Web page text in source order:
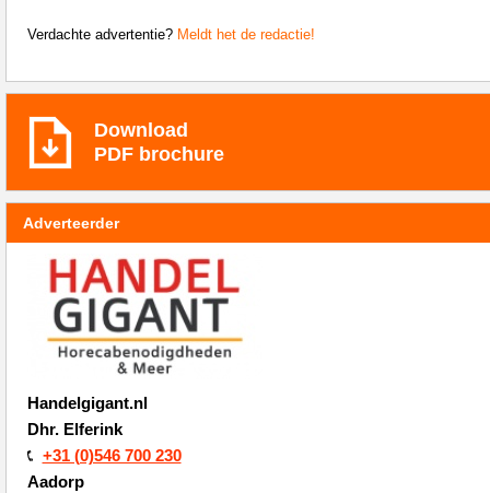
Verdachte advertentie? Meldt het de redactie!
Download
PDF brochure
Adverteerder
Handelgigant.nl
Dhr. Elferink
+31 (0)546 700 230
Aadorp